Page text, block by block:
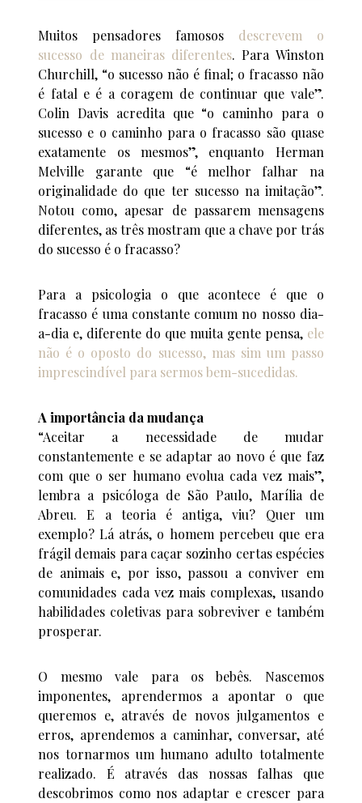
Muitos pensadores famosos descrevem o
sucesso de maneiras diferentes. Para Winston
Churchill, “o sucesso não é final; o fracasso não
é fatal e é a coragem de continuar que vale”.
Colin Davis acredita que “o caminho para o
sucesso e o caminho para o fracasso são quase
exatamente os mesmos”, enquanto Herman
Melville garante que “é melhor falhar na
originalidade do que ter sucesso na imitação”.
Notou como, apesar de passarem mensagens
diferentes, as três mostram que a chave por trás
do sucesso é o fracasso?
Para a psicologia o que acontece é que o
fracasso é uma constante comum no nosso dia-
a-dia e, diferente do que muita gente pensa, ele
não é o oposto do sucesso, mas sim um passo
imprescindível para sermos bem-sucedidas.
A importância da mudança
“Aceitar a necessidade de mudar
constantemente e se adaptar ao novo é que faz
com que o ser humano evolua cada vez mais”,
lembra a psicóloga de São Paulo, Marília de
Abreu. E a teoria é antiga, viu? Quer um
exemplo? Lá atrás, o homem percebeu que era
frágil demais para caçar sozinho certas espécies
de animais e, por isso, passou a conviver em
comunidades cada vez mais complexas, usando
habilidades coletivas para sobreviver e também
prosperar.
O mesmo vale para os bebês. Nascemos
imponentes, aprendermos a apontar o que
queremos e, através de novos julgamentos e
erros, aprendemos a caminhar, conversar, até
nos tornarmos um humano adulto totalmente
realizado. É através das nossas falhas que
descobrimos como nos adaptar e crescer para